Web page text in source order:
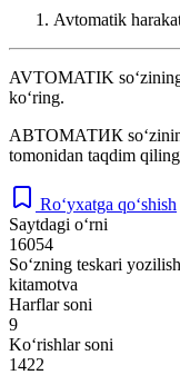
Avtomatik
AVTOMATIK
ko‘ring.
АВТОМАТИК
tomonidan taqdim
Ro‘yxatga qo‘shish
Saytdagi o‘rni
16054
So‘zning teskari
kitamotva
Harflar soni
9
Ko‘rishlar soni
1422